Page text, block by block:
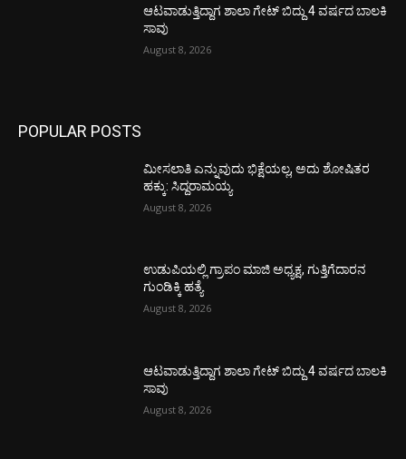
ಆಟವಾಡುತ್ತಿದ್ದಾಗ ಶಾಲಾ ಗೇಟ್‌ ಬಿದ್ದು 4 ವರ್ಷದ ಬಾಲಕಿ
ಸಾವು
August 8, 2026
POPULAR POSTS
ಮೀಸಲಾತಿ ಎನ್ನುವುದು ಭಿಕ್ಷೆಯಲ್ಲ, ಅದು ಶೋಷಿತರ
ಹಕ್ಕು: ಸಿದ್ದರಾಮಯ್ಯ
August 8, 2026
ಉಡುಪಿಯಲ್ಲಿ ಗ್ರಾಪಂ ಮಾಜಿ ಅಧ್ಯಕ್ಷ, ಗುತ್ತಿಗೆದಾರನ
ಗುಂಡಿಕ್ಕಿ ಹತ್ಯೆ
August 8, 2026
ಆಟವಾಡುತ್ತಿದ್ದಾಗ ಶಾಲಾ ಗೇಟ್‌ ಬಿದ್ದು 4 ವರ್ಷದ ಬಾಲಕಿ
ಸಾವು
August 8, 2026